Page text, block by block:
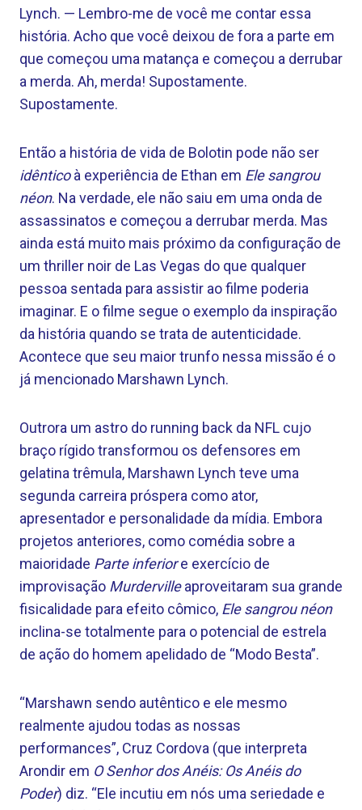
Lynch. — Lembro-me de você me contar essa
história. Acho que você deixou de fora a parte em
que começou uma matança e começou a derrubar
a merda. Ah, merda! Supostamente.
Supostamente.
Então a história de vida de Bolotin pode não ser
idênticoà experiência de Ethan em Ele sangrou
néon. Na verdade, ele não saiu em uma onda de
assassinatos e começou a derrubar merda. Mas
ainda está muito mais próximo da configuração de
um thriller noir de Las Vegas do que qualquer
pessoa sentada para assistir ao filme poderia
imaginar. E o filme segue o exemplo da inspiração
da história quando se trata de autenticidade.
Acontece que seu maior trunfo nessa missão é o
já mencionado Marshawn Lynch.
Outrora um astro do running back da NFL cujo
braço rígido transformou os defensores em
gelatina trêmula, Marshawn Lynch teve uma
segunda carreira próspera como ator,
apresentador e personalidade da mídia. Embora
projetos anteriores, como comédia sobre a
maioridade Parte inferiore exercício de
improvisação Murdervilleaproveitaram sua grande
fisicalidade para efeito cômico, Ele sangrou néon
inclina-se totalmente para o potencial de estrela
de ação do homem apelidado de “Modo Besta”.
“Marshawn sendo autêntico e ele mesmo
realmente ajudou todas as nossas
performances”, Cruz Cordova (que interpreta
Arondir em O Senhor dos Anéis: Os Anéis do
Poder) diz. “Ele incutiu em nós uma seriedade e